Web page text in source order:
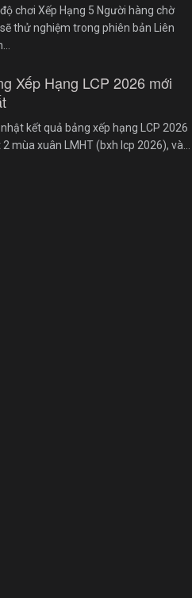
chơi Xếp Hạng 5 Người hàng chờ
thử nghiệm trong phiên bản Liên
Xếp Hạng LCP 2026 mới
kết quả bảng xếp hạng LCP 2026
2 mùa xuân LMHT (bxh lcp 2026), và…